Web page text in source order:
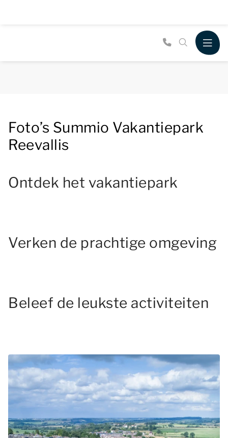
Foto’s Summio Vakantiepark
Reevallis
Ontdek het vakantiepark
Verken de prachtige omgeving
Beleef de leukste activiteiten